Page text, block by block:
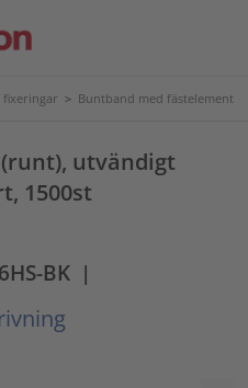
fixeringar > Buntband med fästelement
utvändigt
1500st
BK |